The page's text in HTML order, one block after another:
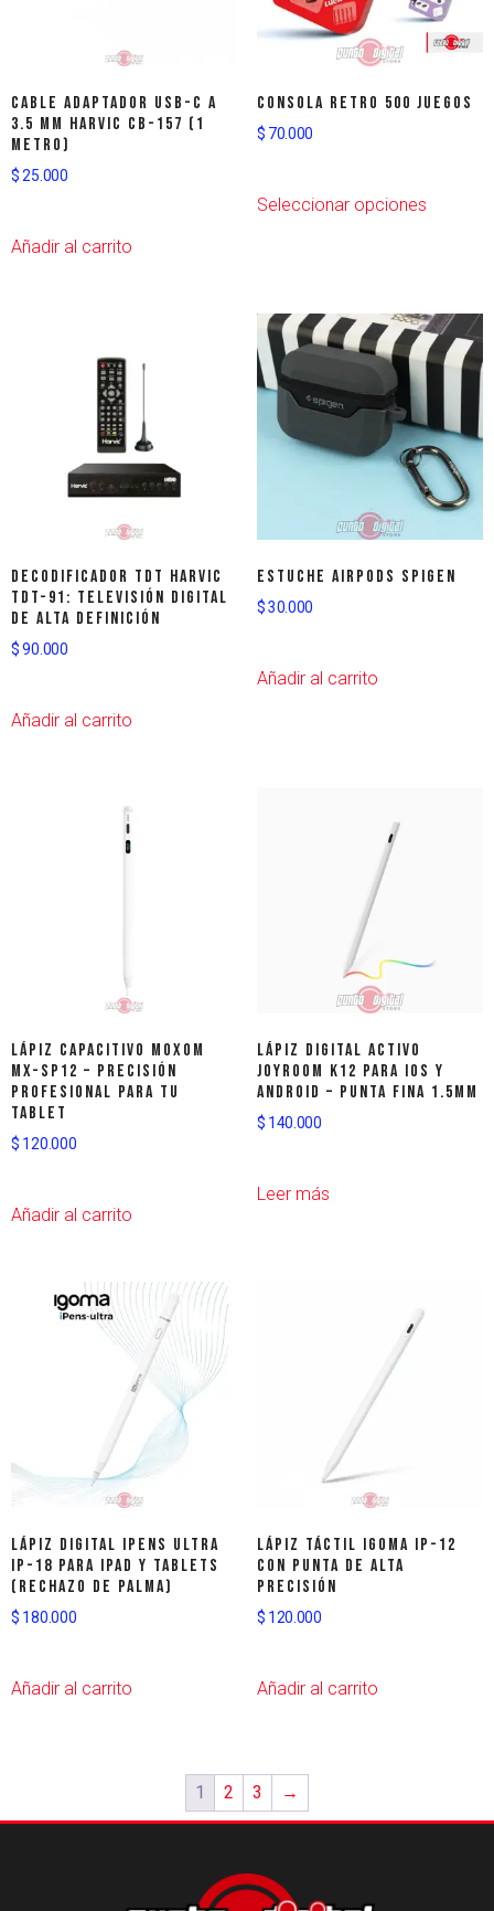
Cable Adaptador USB-C a
3.5 mm HARVIC CB-157 (1
metro)
$ 25.000
Añadir al carrito
CONSOLA RETRO 500 JUEGOS
$ 70.000
Seleccionar opciones
Decodificador TDT Harvic
TDT-91: Televisión Digital
de Alta Definición
$90.000
Añadir al carrito
Estuche AirPods Spigen
$30.000
Añadir al carrito
Lápiz Capacitivo Moxom
MX-SP12 – Precisión
Profesional para tu
Tablet
$ 120.000
Añadir al carrito
Lápiz Digital Activo
JOYROOM K12 para iOS y
Android – Punta Fina 1.5mm
$ 140.000
Leer más
Lápiz Digital iPens Ultra
IP-18 para iPad y Tablets
(Rechazo de Palma)
$ 180.000
Añadir al carrito
Lápiz Táctil IGOMA IP-12
con Punta de Alta
Precisión
$ 120.000
Añadir al carrito
1 2 3 →